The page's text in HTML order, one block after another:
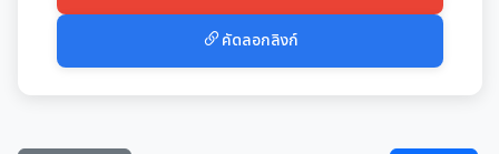
คัดลอกลิงก์